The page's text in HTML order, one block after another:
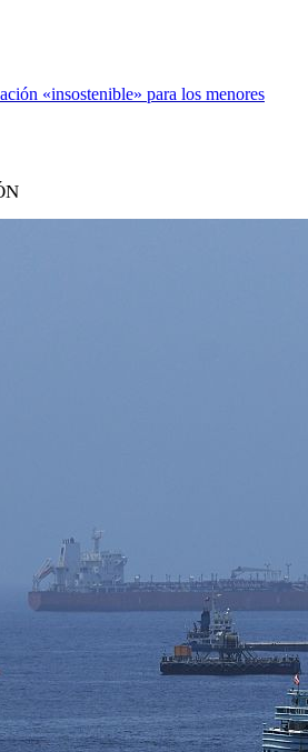
«insostenible» para los menores